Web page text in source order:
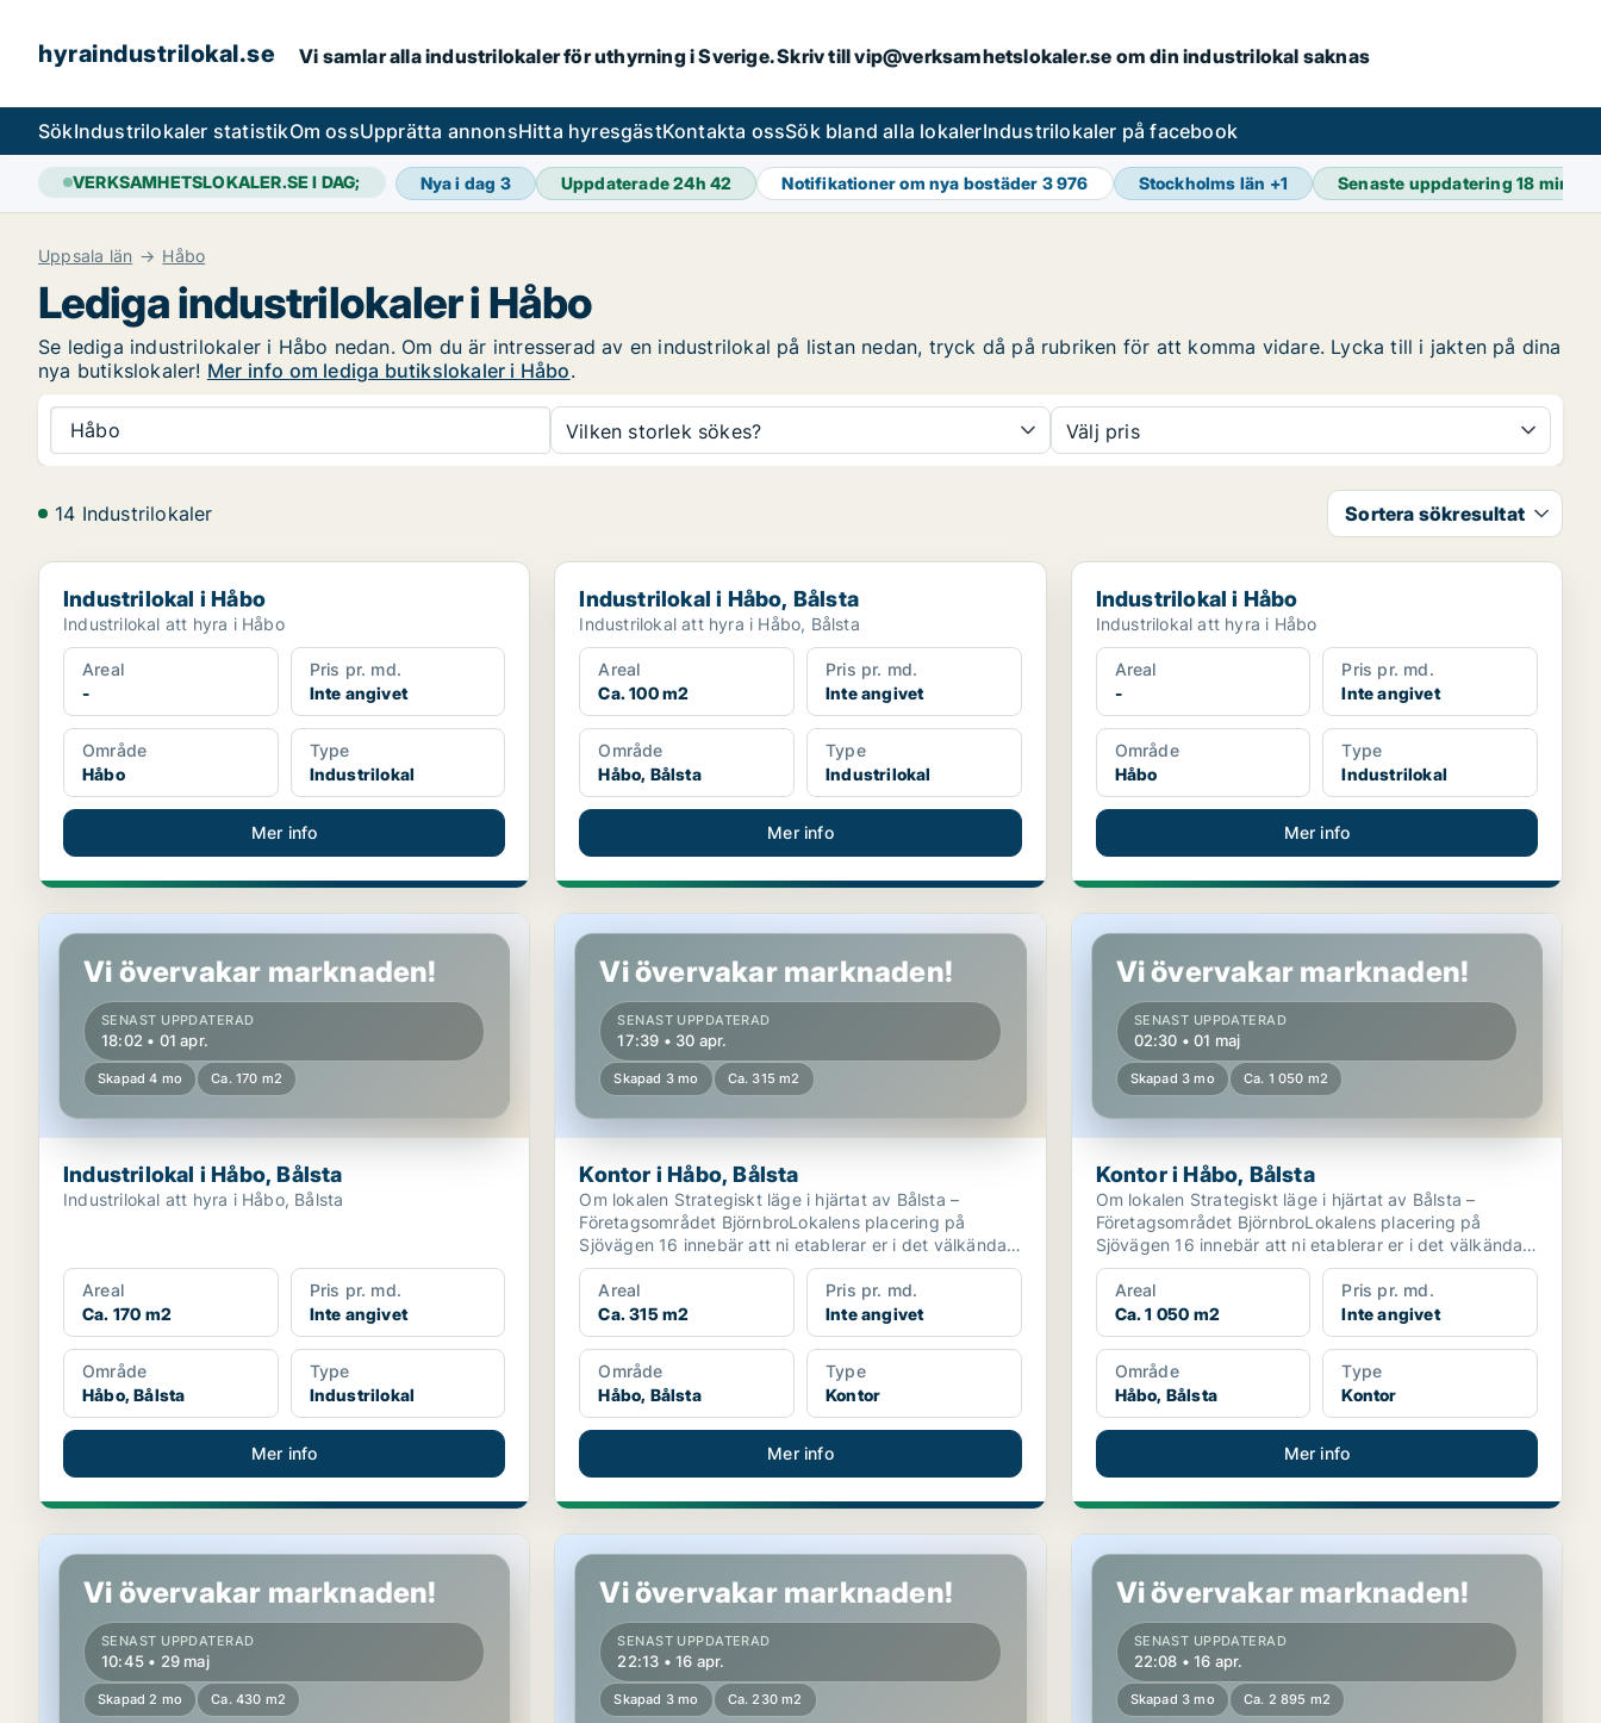
hyraindustrilokal.se Vi samlar alla industrilokaler för uthyrning i Sverige. Skriv till vip@verksamhetslokaler.se om din industrilokal saknas
SökIndustrilokaler statistikOm ossUpprätta annonsHitta hyresgästKontakta ossSök bland alla lokalerIndustrilokaler på facebook
VERKSAMHETSLOKALER.SE I DAG; Nya i dag 3 Uppdaterade 24h42 Notifikationer om nya bostäder 3 976 Stockholms län +1 Senaste uppdatering18 min
Uppsala län Håbo
Lediga industrilokaler i Håbo
Se lediga industrilokaler i Håbo nedan. Om du är intresserad av en industrilokal på listan nedan, tryck då på rubriken för att komma vidare. Lycka till i jakten på dina
nya butikslokaler! Mer info om lediga butikslokaler i Håbo.
Håbo Vilken storlek sökes? Välj pris
14 Industrilokaler Sortera sökresultat
Industrilokal i Håbo
Industrilokal i Håbo
Industrilokal att hyra i Håbo
Areal
-
Pris pr. md.
Inte angivet
Område
Håbo
Type
Industrilokal
Mer info
Industrilokal i Håbo, Bålsta
Industrilokal i Håbo, Bålsta
Industrilokal att hyra i Håbo, Bålsta
Areal
Ca. 100 m2
Pris pr. md.
Inte angivet
Område
Håbo, Bålsta
Type
Industrilokal
Mer info
Industrilokal i Håbo
Industrilokal i Håbo
Industrilokal att hyra i Håbo
Areal
-
Pris pr. md.
Inte angivet
Område
Håbo
Type
Industrilokal
Mer info
Industrilokal i Håbo, Bålsta
Vi övervakar marknaden!
SENAST UPPDATERAD
18:02 • 01 apr.
Skapad 4 mo Ca. 170 m2
Industrilokal i Håbo, Bålsta
Industrilokal att hyra i Håbo, Bålsta
Areal
Ca. 170 m2
Pris pr. md.
Inte angivet
Område
Håbo, Bålsta
Type
Industrilokal
Mer info
Kontor i Håbo, Bålsta
Vi övervakar marknaden!
SENAST UPPDATERAD
17:39 • 30 apr.
Skapad 3 mo Ca. 315 m2
Kontor i Håbo, Bålsta
Om lokalen Strategiskt läge i hjärtat av Bålsta –
Företagsområdet BjörnbroLokalens placering på
Sjövägen 16 innebär att ni etablerar er i det välkända
o...
Areal
Ca. 315 m2
Pris pr. md.
Inte angivet
Område
Håbo, Bålsta
Type
Kontor
Mer info
Kontor i Håbo, Bålsta
Vi övervakar marknaden!
SENAST UPPDATERAD
02:30 • 01 maj
Skapad 3 mo Ca. 1 050 m2
Kontor i Håbo, Bålsta
Om lokalen Strategiskt läge i hjärtat av Bålsta –
Företagsområdet BjörnbroLokalens placering på
Sjövägen 16 innebär att ni etablerar er i det välkända
o...
Areal
Ca. 1 050 m2
Pris pr. md.
Inte angivet
Område
Håbo, Bålsta
Type
Kontor
Mer info
Industrilokal i Håbo, Bålsta
Vi övervakar marknaden!
SENAST UPPDATERAD
10:45 • 29 maj
Skapad 2 mo Ca. 430 m2
Industrilokal i Håbo, Bålsta
Vi övervakar marknaden!
SENAST UPPDATERAD
22:13 • 16 apr.
Skapad 3 mo Ca. 230 m2
Industrilokal i Håbo, Bålsta
Vi övervakar marknaden!
SENAST UPPDATERAD
22:08 • 16 apr.
Skapad 3 mo Ca. 2 895 m2